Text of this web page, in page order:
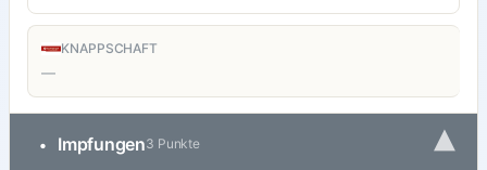
KNAPPSCHAFT
—
• Impfungen3 Punkte ▾